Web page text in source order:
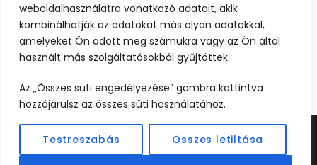
weboldalhasználatra vonatkozó adatait, akik
kombinálhatják az adatokat más olyan adatokkal,
amelyeket Ön adott meg számukra vagy az Ön által
használt más szolgáltatásokból gyűjtöttek.
Az „Összes süti engedélyezése” gombra kattintva
hozzájárulsz az összes süti használatához.
Testreszabás Összes letiltása